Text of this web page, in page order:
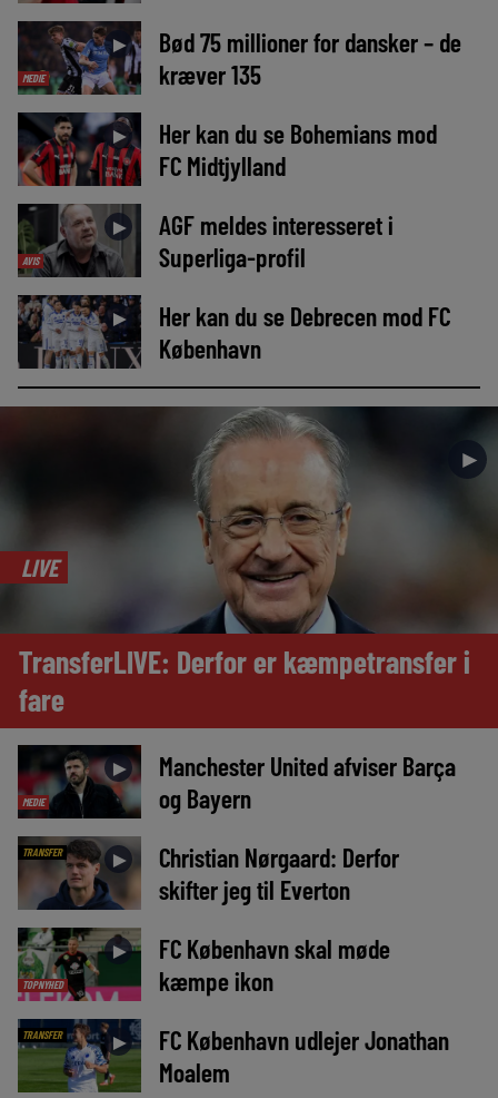
MEDIE
►
Bød 75 millioner for dansker – de
kræver 135
►
Her kan du se Bohemians mod
FC Midtjylland
AVIS
►
AGF meldes interesseret i
Superliga-profil
►
Her kan du se Debrecen mod FC
København
►
LIVE
TransferLIVE: Derfor er kæmpetransfer i
fare
MEDIE
►
Manchester United afviser Barça
og Bayern
TRANSFER ►
Christian Nørgaard: Derfor
skifter jeg til Everton
TOPNYHED
►
FC København skal møde
kæmpe ikon
TRANSFER ►
FC København udlejer Jonathan
Moalem